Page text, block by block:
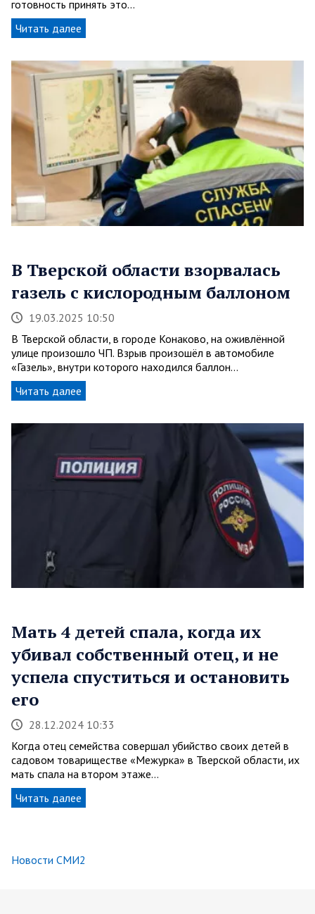
готовность принять это…
Читать далее
В Тверской области взорвалась
газель с кислородным баллоном
19.03.2025 10:50
В Тверской области, в городе Конаково, на оживлённой
улице произошло ЧП. Взрыв произошёл в автомобиле
«Газель», внутри которого находился баллон…
Читать далее
Мать 4 детей спала, когда их
убивал собственный отец, и не
успела спуститься и остановить
его
28.12.2024 10:33
Когда отец семейства совершал убийство своих детей в
садовом товариществе «Межурка» в Тверской области, их
мать спала на втором этаже…
Читать далее
Новости СМИ2